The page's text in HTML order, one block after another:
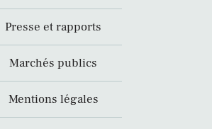
Presse et rapports
Marchés publics
Mentions légales